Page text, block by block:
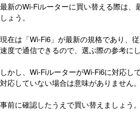
最新のWi-Fiルーターに買い替える際は、
しょう。
現在は「Wi-Fi6」が最新の規格であり、
速度で通信できるので、選ぶ際の参考に
しかし、Wi-FiルーターがWi-Fi6に対応し
対応していない場合は意味がありません。
事前に確認したうえで買い替えましょう。